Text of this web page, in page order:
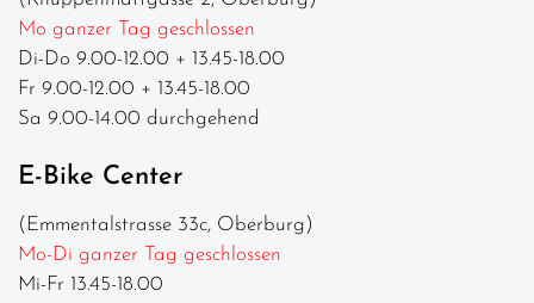
Mo ganzer Tag geschlossen
Di-Do 9.00-12.00 + 13.45-18.00
Fr 9.00-12.00 + 13.45-18.00
Sa 9.00-14.00 durchgehend
E-Bike Center
(Emmentalstrasse 33c, Oberburg)
Mo-Di ganzer Tag geschlossen
Mi-Fr 13.45-18.00